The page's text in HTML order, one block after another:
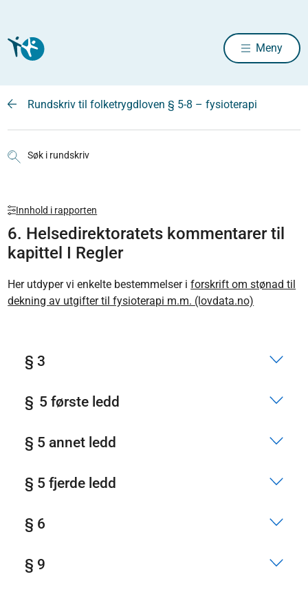
Meny
Rundskriv til folketrygdloven § 5-8 – fysioterapi
Søk i rundskriv
Innhold i rapporten
6. Helsedirektoratets kommentarer til
kapittel I Regler
Her utdyper vi enkelte bestemmelser iforskrift om stønad til
dekning av utgifter til fysioterapi m.m. (lovdata.no)
§ 3
§ 5 første ledd
§ 5 annet ledd
§ 5 fjerde ledd
§ 6
§ 9